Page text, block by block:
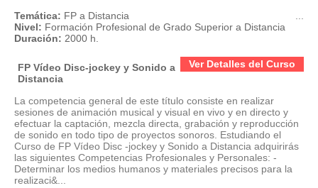
Temática: FP a Distancia
Nivel: Formación Profesional de Grado Superior a Distancia
Duración: 2000 h.
Ver Detalles del Curso
FP Vídeo Disc-jockey y Sonido a
Distancia
La competencia general de este título consiste en realizar
sesiones de animación musical y visual en vivo y en directo y
efectuar la captación, mezcla directa, grabación y reproducción
de sonido en todo tipo de proyectos sonoros. Estudiando el
Curso de FP Vídeo Disc -jockey y Sonido a Distancia adquirirás
las siguientes Competencias Profesionales y Personales: -
Determinar los medios humanos y materiales precisos para la
realizaci&...